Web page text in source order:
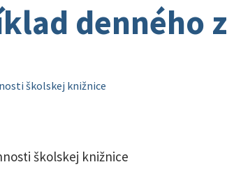
denného
školskej knižnice
školskej knižnice